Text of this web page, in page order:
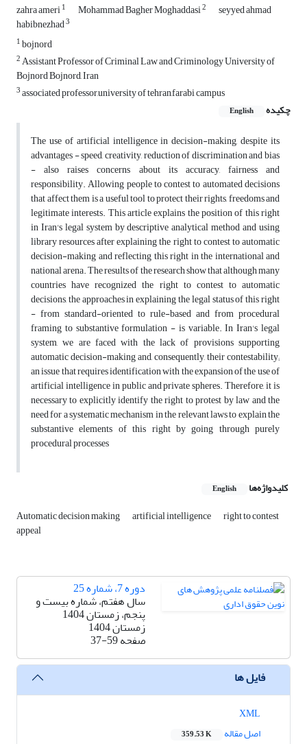
zahra ameri1 Mohammad Bagher Moghaddasi2 seyyed ahmad
habibnezhad3
1bojnord
2Assistant Professor of Criminal Law and Criminology University of
Bojnord Bojnord, Iran
3associated professor,university of tehran,farabi campus
چکیده
English
The use of artificial intelligence in decision-making, despite its
advantages - speed, creativity, reduction of discrimination and bias
- also raises concerns about its accuracy, fairness and
responsibility. Allowing people to contest to automated decisions
that affect them is a useful tool to protect their rights, freedoms and
legitimate interests. This article explains the position of this right
in Iran's legal system by descriptive analytical method and using
library resources after explaining the right to contest to automatic
decision-making and reflecting this right in the international and
national arena. The results of the research show that although many
countries have recognized the right to contest to automatic
decisions, the approaches in explaining the legal status of this right
- from standard-oriented to rule-based and from procedural
framing to substantive formulation - is variable. In Iran's legal
system, we are faced with the lack of provisions supporting
automatic decision-making and, consequently, their contestability;
an issue that requires identification with the expansion of the use of
artificial intelligence in public and private spheres. Therefore, it is
necessary to explicitly identify the right to protest by law and the
need for a systematic mechanism in the relevant laws to explain the
substantive elements of this right by going through purely
procedural processes
کلیدواژه‌ها English
Automatic decision making artificial intelligence right to contest
appeal
دوره 7، شماره 25
سال هفتم، شماره بیست و
پنجم، زمستان 1404
زمستان 1404
صفحه37-59
فایل ها
اصل مقاله
359.53 K